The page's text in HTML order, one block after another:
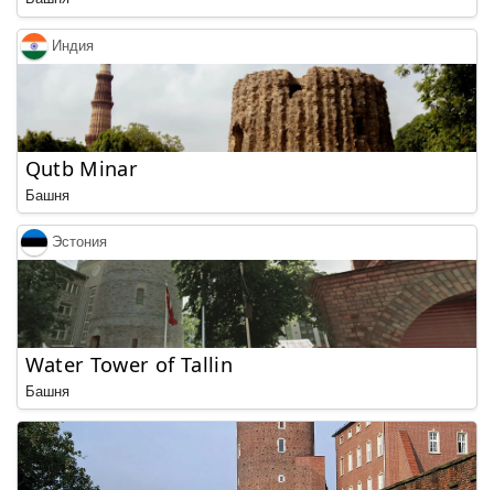
Индия
Qutb Minar
Башня
Эстония
Water Tower of Tallin
Башня